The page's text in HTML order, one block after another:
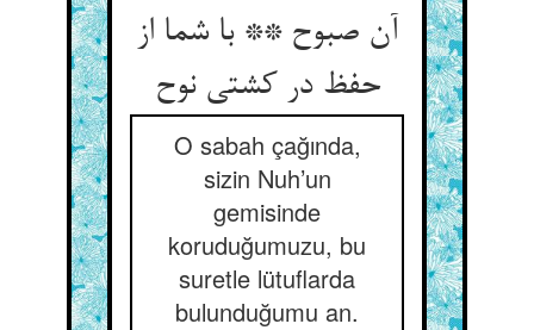
آن صبوح ** با شما از
حفظ در کشتی نوح
O sabah çağında,
sizin Nuh’un
gemisinde
koruduğumuzu, bu
suretle lütuflarda
bulunduğumu an.